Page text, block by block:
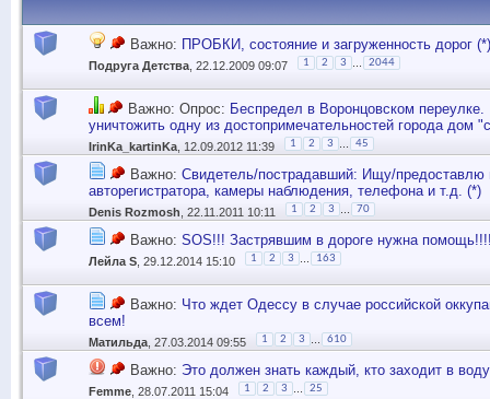
Важно: ПРОБКИ, состояние и загруженность дорог (*)
Подруга Детства , 22.12.2009 09:07 1 2 3 2044
Важно: Опрос: Беспредел в Воронцовском
уничтожить одну из достопримечательностей города дом
IrinKa_kartinKa , 12.09.2012 11:39 1 2 3 45
Важно: Свидетель/пострадавший: Ищу/предоставлю
авторегистратора, камеры наблюдения, телефона и т.д. (*)
Denis Rozmosh , 22.11.2011 10:11 1 2 3 70
Важно: SOS!!! Застрявшим в дороге нужна
Лейла S , 29.12.2014 15:10 1 2 3 163
Важно: Что ждет Одессу в случае российской
всем!
Матильда , 27.03.2014 09:55 1 2 3 610
Важно: Это должен знать каждый, кто заходит в
Femme , 28.07.2011 15:04 1 2 3 25